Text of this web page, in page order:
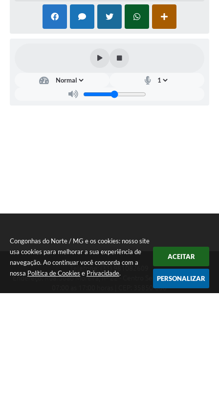
Congonhas do Norte / MG e os cookies: nosso site
usa cookies para melhorar a sua experiência de
navegação. Ao continuar você concorda com a
nossa Política de Cookies e Privacidade.
ACEITAR
PERSONALIZAR
Endereço: Rua: João Moreira, nº 22 - Centro Segunda a Sexta das
07:00 as 17:00 horas | CEP: 35850-000